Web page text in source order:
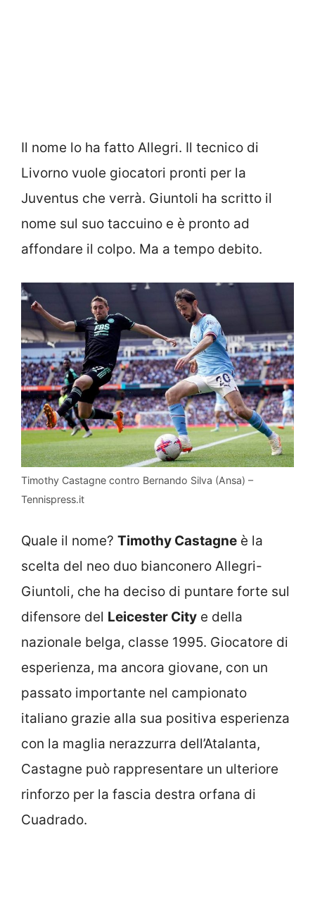
Il nome lo ha fatto Allegri. Il tecnico di
Livorno vuole giocatori pronti per la
Juventus che verrà. Giuntoli ha scritto il
nome sul suo taccuino e è pronto ad
affondare il colpo. Ma a tempo debito.
Timothy Castagne contro Bernando Silva (Ansa) –
Tennispress.it
Quale il nome? Timothy Castagne è la
scelta del neo duo bianconero Allegri-
Giuntoli, che ha deciso di puntare forte sul
difensore del Leicester City e della
nazionale belga, classe 1995. Giocatore di
esperienza, ma ancora giovane, con un
passato importante nel campionato
italiano grazie alla sua positiva esperienza
con la maglia nerazzurra dell’Atalanta,
Castagne può rappresentare un ulteriore
rinforzo per la fascia destra orfana di
Cuadrado.